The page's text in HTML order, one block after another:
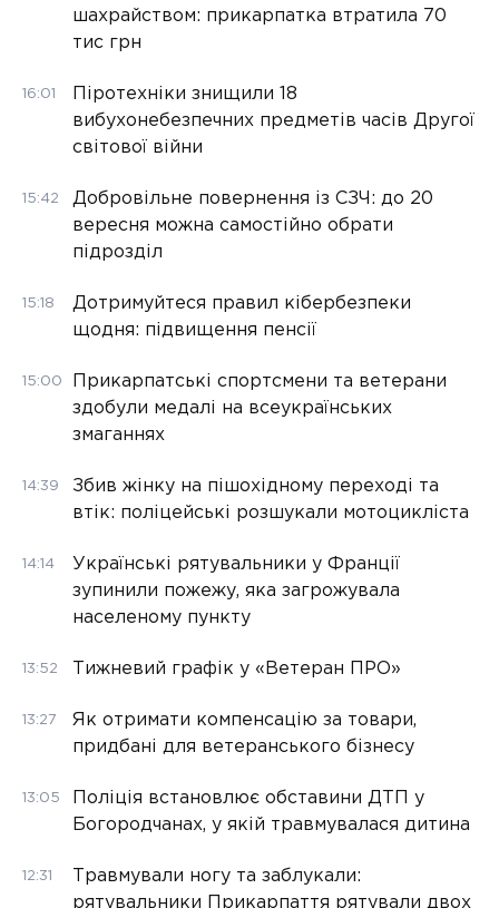
шахрайством: прикарпатка втратила 70
тис грн
16:01
Піротехніки знищили 18
вибухонебезпечних предметів часів Другої
світової війни
15:42
Добровільне повернення із СЗЧ: до 20
вересня можна самостійно обрати
підрозділ
15:18
Дотримуйтеся правил кібербезпеки
щодня: підвищення пенсії
15:00
Прикарпатські спортсмени та ветерани
здобули медалі на всеукраїнських
змаганнях
14:39
Збив жінку на пішохідному переході та
втік: поліцейські розшукали мотоцикліста
14:14
Українські рятувальники у Франції
зупинили пожежу, яка загрожувала
населеному пункту
13:52 Тижневий графік у «Ветеран ПРО»
13:27
Як отримати компенсацію за товари,
придбані для ветеранського бізнесу
13:05
Поліція встановлює обставини ДТП у
Богородчанах, у якій травмувалася дитина
12:31
Травмували ногу та заблукали:
рятувальники Прикарпаття рятували двох